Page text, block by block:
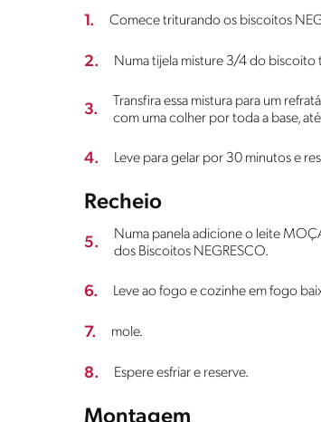
1. Comece triturando os biscoitos
2. Numa tijela misture 3/4 do biscoito
3.
Transfira essa mistura para um
com uma colher por toda a base,
4. Leve para gelar por 30 minutos e
Recheio
5.
Numa panela adicione o leite
dos Biscoitos NEGRESCO.
6. Leve ao fogo e cozinhe em fogo
7. mole.
8. Espere esfriar e reserve.
Montagem